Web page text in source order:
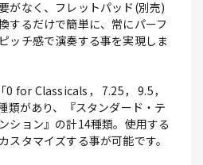
がなく、フレットパッド(別売)
するだけで簡単に、常にパーフ
ッチ感で演奏する事を実現しま
0 for Classicals， 7.25， 9.5，
類があり、『スタンダード・テ
ション』の計14種類。使用する
スタマイズする事が可能です。